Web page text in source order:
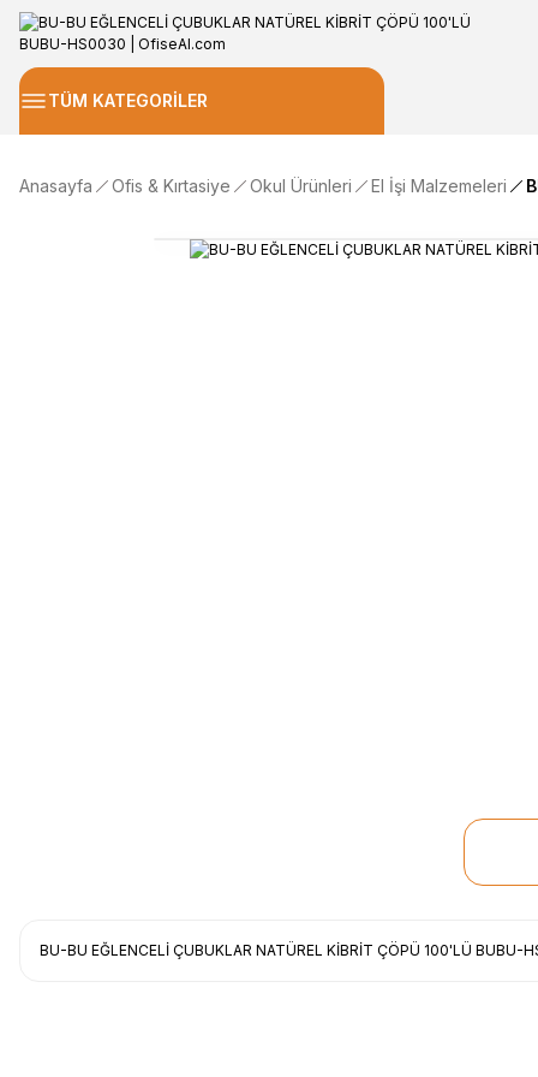
TÜM KATEGORİLER
Anasayfa Ofis & Kırtasiye Okul Ürünleri El İşi Malzemeleri
BU-BU EĞLENCELİ ÇUBUKLAR NATÜREL KİBRİT ÇÖPÜ 100'LÜ BUBU-